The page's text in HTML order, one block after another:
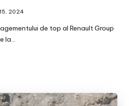
2024
de top al Renault Group
la…